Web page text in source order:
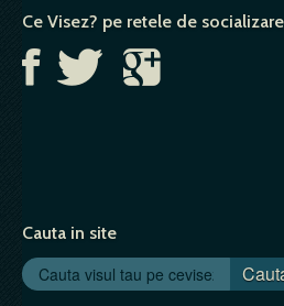
Ce Visez? pe retele de socializare
Cauta in site